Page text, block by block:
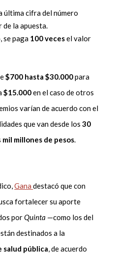
última cifra del número
de la apuesta.
se paga 100 vecesel valor
$700 hasta $30.000para
$15.000en el caso de otros
varían de acuerdo con el
que van desde los30
mil millones de pesos.
Ganadestacó que con
fortalecer su aporte
porQuinta —como los del
destinados a la
salud pública, de acuerdo